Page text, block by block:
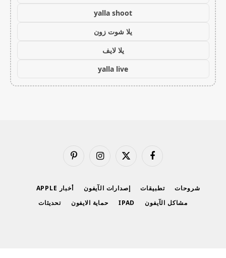
yalla shoot
يلا شوت زون
يلا لايف
yalla live
فيسبوك
X
الانستغرامبينتيريست
شروحات تطبيقات إصدارات الآيفون
أخبار APPLE
مشاكل الآيفون
IPAD حماية الايفون تحديثات